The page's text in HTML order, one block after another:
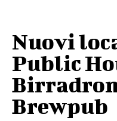
Nuovi
Public
Brewpub